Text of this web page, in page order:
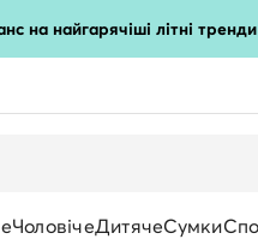
на найгарячіші літні
ЧоловічеДитячеСумки